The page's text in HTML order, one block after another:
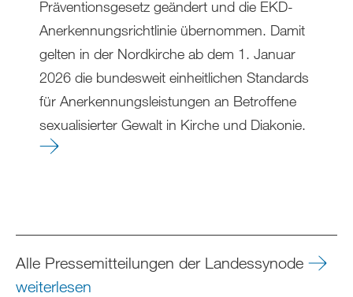
Präventionsgesetz geändert und die EKD-
Anerkennungsrichtlinie übernommen. Damit
gelten in der Nordkirche ab dem 1. Januar
2026 die bundesweit einheitlichen Standards
für Anerkennungsleistungen an Betroffene
sexualisierter Gewalt in Kirche und Diakonie.
Alle Pressemitteilungen der Landessynode
weiterlesen